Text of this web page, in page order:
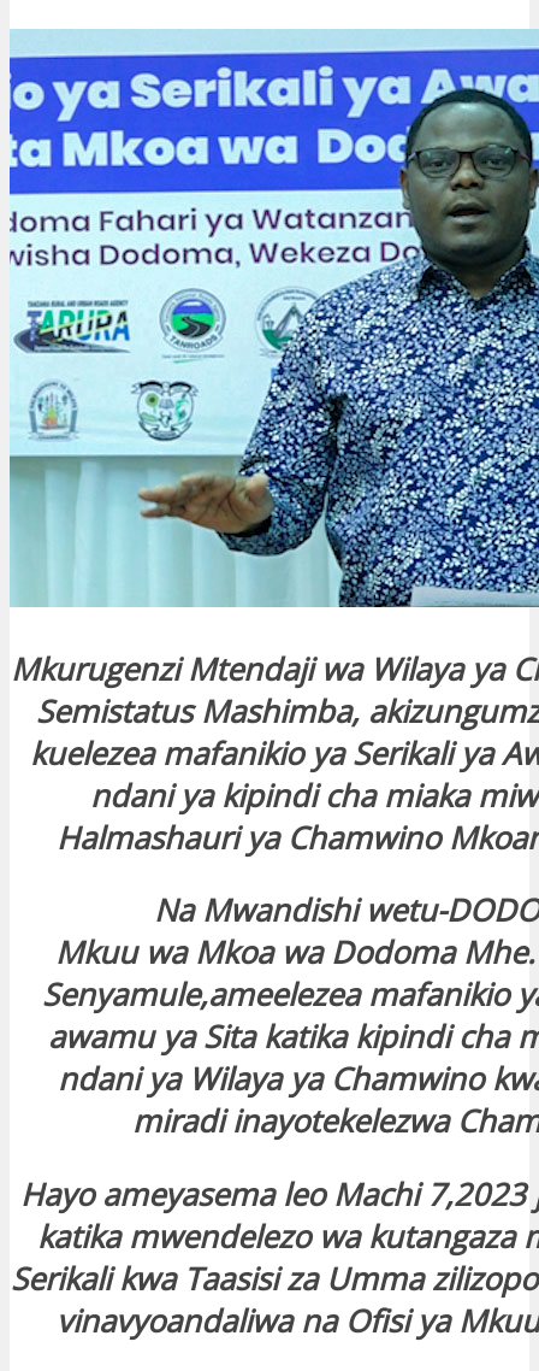
Mkurugenzi Mtendaji wa Wilaya ya
Semistatus Mashimba,
kuelezea mafanikio ya Serikali ya
ndani ya kipindi cha miaka
Halmashauri ya Chamwino
Na Mwandishi wetu-
Mkuu wa Mkoa wa Dodoma
Senyamule,ameelezea mafanikio
awamu ya Sita katika kipindi cha
ndani ya Wilaya ya Chamwino
miradi inayotekelezwa
Hayo ameyasema leo Machi
katika mwendelezo wa kutangaza
Serikali kwa Taasisi za Umma
vinavyoandaliwa na Ofisi ya